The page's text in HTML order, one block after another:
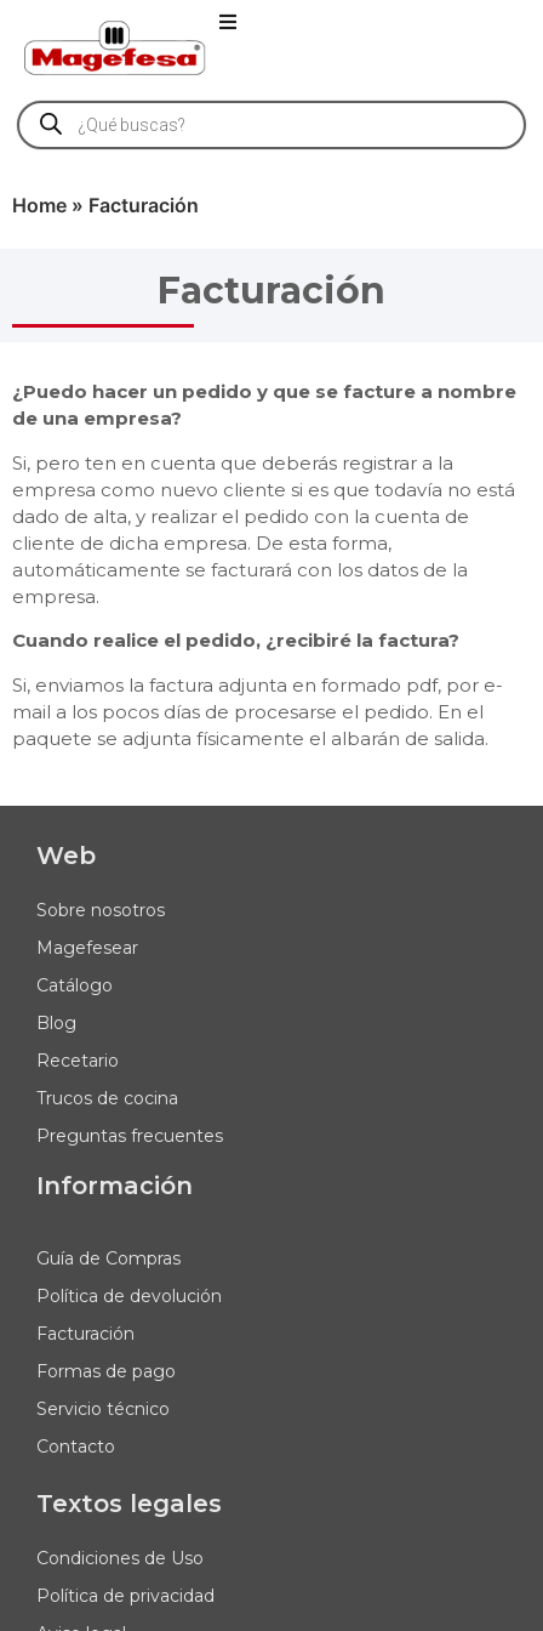
Home » Facturación
Facturación
¿Puedo hacer un pedido y que se facture a nombre
de una empresa?
Si, pero ten en cuenta que deberás registrar a la
empresa como nuevo cliente si es que todavía no está
dado de alta, y realizar el pedido con la cuenta de
cliente de dicha empresa. De esta forma,
automáticamente se facturará con los datos de la
empresa.
Cuando realice el pedido, ¿recibiré la factura?
Si, enviamos la factura adjunta en formado pdf, por e-
mail a los pocos días de procesarse el pedido. En el
paquete se adjunta físicamente el albarán de salida.
Web
Sobre nosotros
Magefesear
Catálogo
Blog
Recetario
Trucos de cocina
Preguntas frecuentes
Información
Guía de Compras
Política de devolución
Facturación
Formas de pago
Servicio técnico
Contacto
Textos legales
Condiciones de Uso
Política de privacidad